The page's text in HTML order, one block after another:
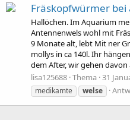
Fräskopfwürmer
Hallöchen. Im Aquarium
Antennenwels wohl mit
9 Monate alt, lebt Mit ner
mollys in ca 140l. Ihr
dem After, wir gehen davon
lisa125688 Thema 31
medikamte
welse